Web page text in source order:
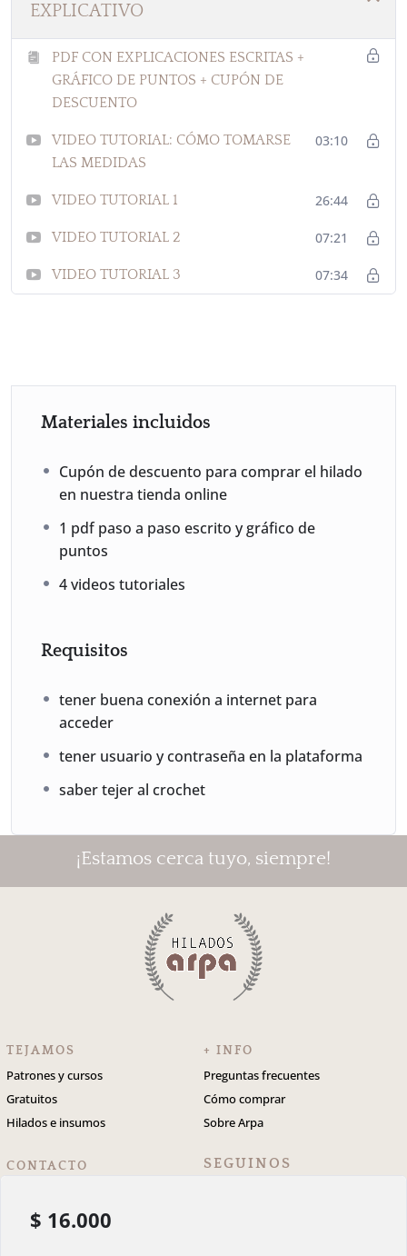
EXPLICATIVO
PDF CON EXPLICACIONES ESCRITAS +
GRÁFICO DE PUNTOS + CUPÓN DE
DESCUENTO
VIDEO TUTORIAL: CÓMO TOMARSE
LAS MEDIDAS
03:10
VIDEO TUTORIAL 1 26:44
VIDEO TUTORIAL 2 07:21
VIDEO TUTORIAL 3 07:34
$ 16.000
Materiales incluidos
Cupón de descuento para comprar el hilado
en nuestra tienda online
1 pdf paso a paso escrito y gráfico de
puntos
4 videos tutoriales
Requisitos
tener buena conexión a internet para
acceder
tener usuario y contraseña en la plataforma
saber tejer al crochet
¡Estamos cerca tuyo, siempre!
TEJAMOS
Patrones y cursos
Gratuitos
Hilados e insumos
+ INFO
Preguntas frecuentes
Cómo comprar
Sobre Arpa
CONTACTO
5491168111816
SEGUINOS